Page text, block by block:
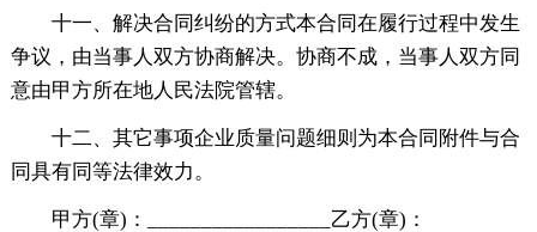
十一、解决合同纠纷的方式本合同在履行过程中发生
争议，由当事人双方协商解决。协商不成，当事人双方同
意由甲方所在地人民法院管辖。
十二、其它事项企业质量问题细则为本合同附件与合
同具有同等法律效力。
甲方(章)：_________________乙方(章)：